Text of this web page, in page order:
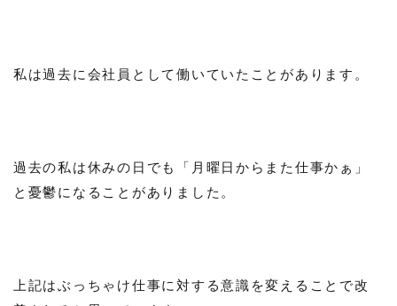
私は過去に会社員として働いていたことがあります。
過去の私は休みの日でも「月曜日からまた仕事かぁ」
と憂鬱になることがありました。
上記はぶっちゃけ仕事に対する意識を変えることで改